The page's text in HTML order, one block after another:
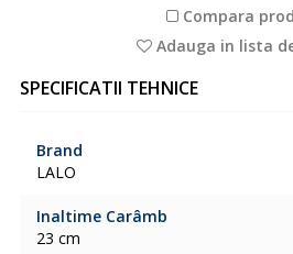
Compara
Adauga in lista
SPECIFICATII TEHNICE
Brand
LALO
Inaltime Carâmb
23 cm